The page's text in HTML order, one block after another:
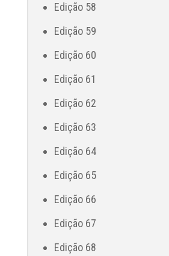
Edição 58
Edição 59
Edição 60
Edição 61
Edição 62
Edição 63
Edição 64
Edição 65
Edição 66
Edição 67
Edição 68